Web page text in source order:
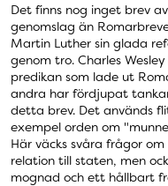
Det finns nog inget brev
genomslag än
Martin Luther sin glada
genom tro. Charles
predikan som lade ut
andra har fördjupat
detta brev. Det används
exempel orden om
Här väcks svåra frågor
relation till staten, men
mognad och ett hållbart